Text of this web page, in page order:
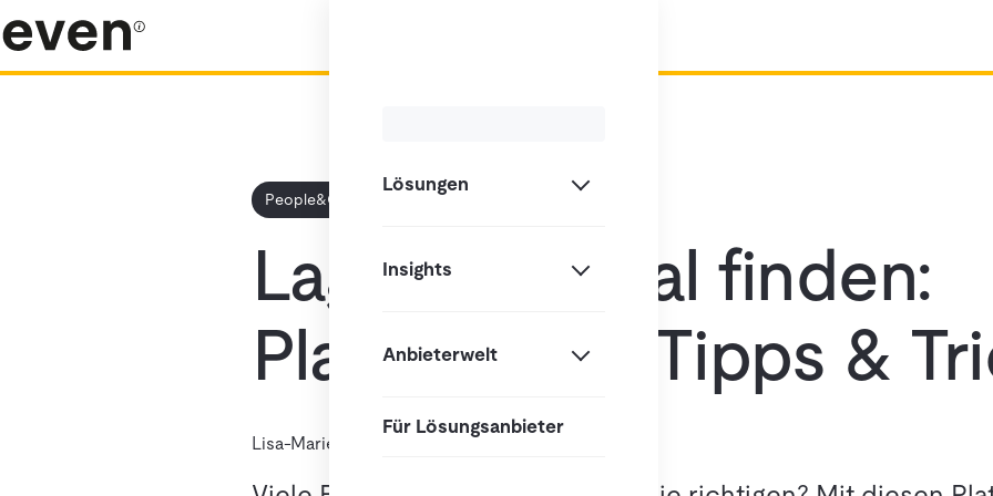
Lösungen
Insights
Anbieterwelt
Für Lösungsanbieter
People&Culture
Lagerpersonal finden:
Plattformen, Tipps &
Lisa-Marie Karusseit 7. Juli 2025